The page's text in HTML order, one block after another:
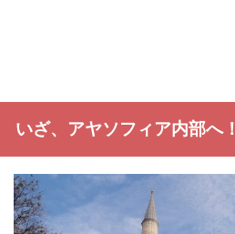
いざ、アヤソフィア内部へ！